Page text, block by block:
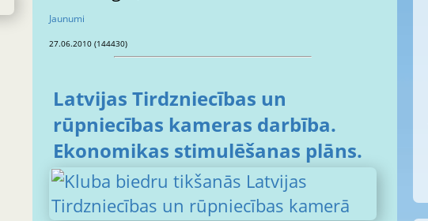
Jaunumi
27.06.2010 (144430)
Latvijas Tirdzniecības un
rūpniecības kameras darbība.
Ekonomikas stimulēšanas plāns.